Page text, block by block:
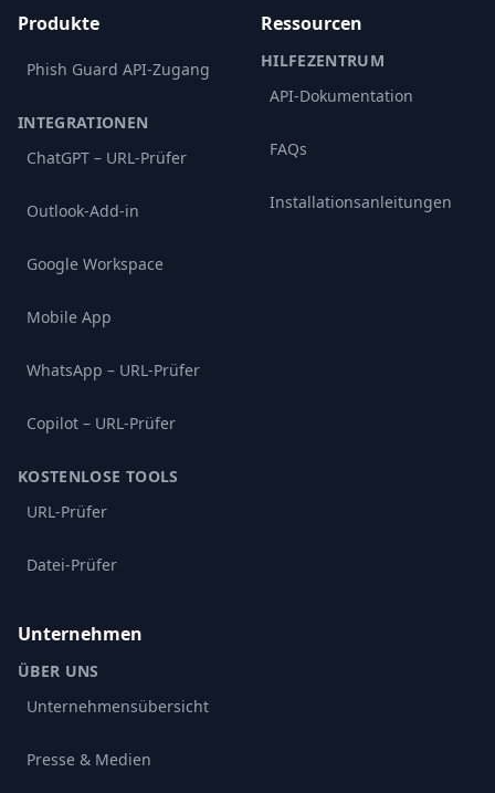
Produkte
Phish Guard API-Zugang
INTEGRATIONEN
ChatGPT – URL-Prüfer
Outlook-Add-in
Google Workspace
Mobile App
WhatsApp – URL-Prüfer
Copilot – URL-Prüfer
KOSTENLOSE TOOLS
URL-Prüfer
Datei-Prüfer
Ressourcen
HILFEZENTRUM
API-Dokumentation
FAQs
Installationsanleitungen
Unternehmen
ÜBER UNS
Unternehmensübersicht
Presse & Medien